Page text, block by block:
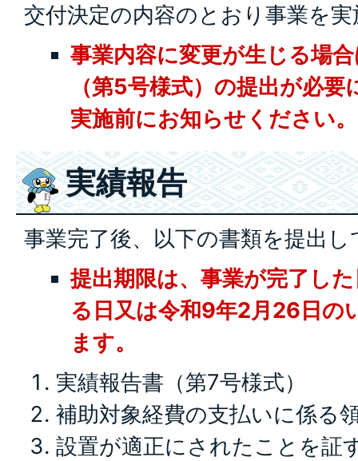
交付決定の内容のとおり事業を
事業内容に変更が生じる場
（第5号様式）の提出が必
実施前にお知らせください。
実績報告
事業完了後、以下の書類を提出
提出期限は、事業が完了し
る日又は令和9年2月26日の
ます。
実績報告書（第7号様式）
補助対象経費の支払いに係る
設置が適正にされたことを証